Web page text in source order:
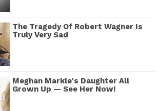
The Tragedy Of Robert Wagner Is
Truly Very Sad
Meghan Markle's Daughter All
Grown Up — See Her Now!